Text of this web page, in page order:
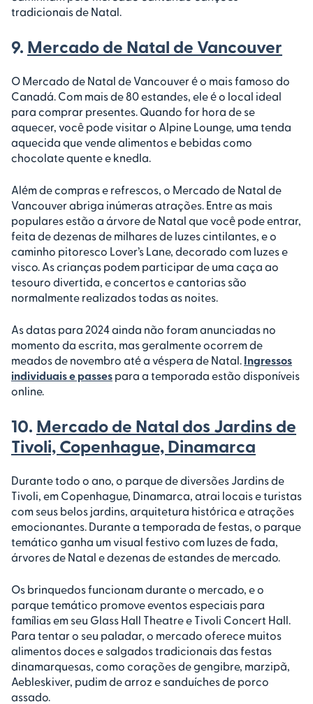
tradicionais de Natal.
9. Mercado de Natal de Vancouver
O Mercado de Natal de Vancouver é o mais famoso do
Canadá. Com mais de 80 estandes, ele é o local ideal
para comprar presentes. Quando for hora de se
aquecer, você pode visitar o Alpine Lounge, uma tenda
aquecida que vende alimentos e bebidas como
chocolate quente e knedla.
Além de compras e refrescos, o Mercado de Natal de
Vancouver abriga inúmeras atrações. Entre as mais
populares estão a árvore de Natal que você pode entrar,
feita de dezenas de milhares de luzes cintilantes, e o
caminho pitoresco Lover’s Lane, decorado com luzes e
visco. As crianças podem participar de uma caça ao
tesouro divertida, e concertos e cantorias são
normalmente realizados todas as noites.
As datas para 2024 ainda não foram anunciadas no
momento da escrita, mas geralmente ocorrem de
meados de novembro até a véspera de Natal. Ingressos
individuais e passes para a temporada estão disponíveis
online.
10. Mercado de Natal dos Jardins de
Tivoli, Copenhague, Dinamarca
Durante todo o ano, o parque de diversões Jardins de
Tivoli, em Copenhague, Dinamarca, atrai locais e turistas
com seus belos jardins, arquitetura histórica e atrações
emocionantes. Durante a temporada de festas, o parque
temático ganha um visual festivo com luzes de fada,
árvores de Natal e dezenas de estandes de mercado.
Os brinquedos funcionam durante o mercado, e o
parque temático promove eventos especiais para
famílias em seu Glass Hall Theatre e Tivoli Concert Hall.
Para tentar o seu paladar, o mercado oferece muitos
alimentos doces e salgados tradicionais das festas
dinamarquesas, como corações de gengibre, marzipã,
Aebleskiver, pudim de arroz e sanduíches de porco
assado.